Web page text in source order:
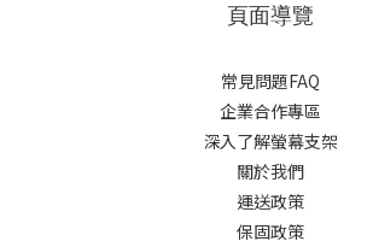
頁面導覽
常見問題FAQ
企業合作專區
深入了解螢幕支架
關於我們
運送政策
保固政策